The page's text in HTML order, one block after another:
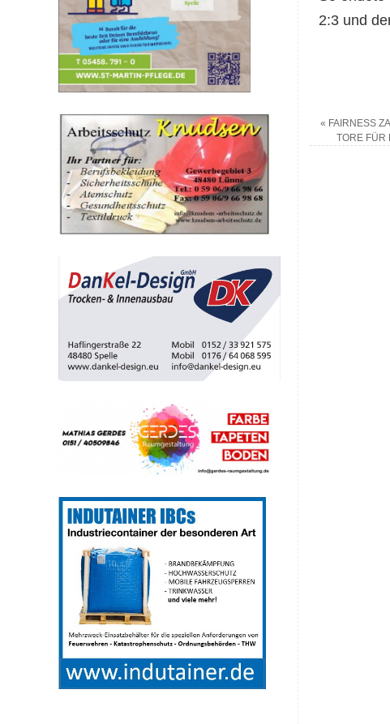
2:3 und
« FAIRNESS
TORE FÜR